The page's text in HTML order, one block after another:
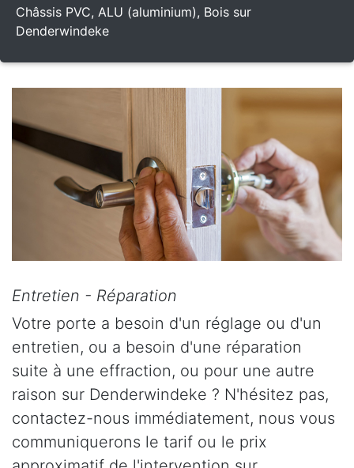
Châssis PVC, ALU (aluminium), Bois sur
Denderwindeke
Entretien - Réparation
Votre porte a besoin d'un réglage ou d'un
entretien, ou a besoin d'une réparation
suite à une effraction, ou pour une autre
raison sur Denderwindeke ? N'hésitez pas,
contactez-nous immédiatement, nous vous
communiquerons le tarif ou le prix